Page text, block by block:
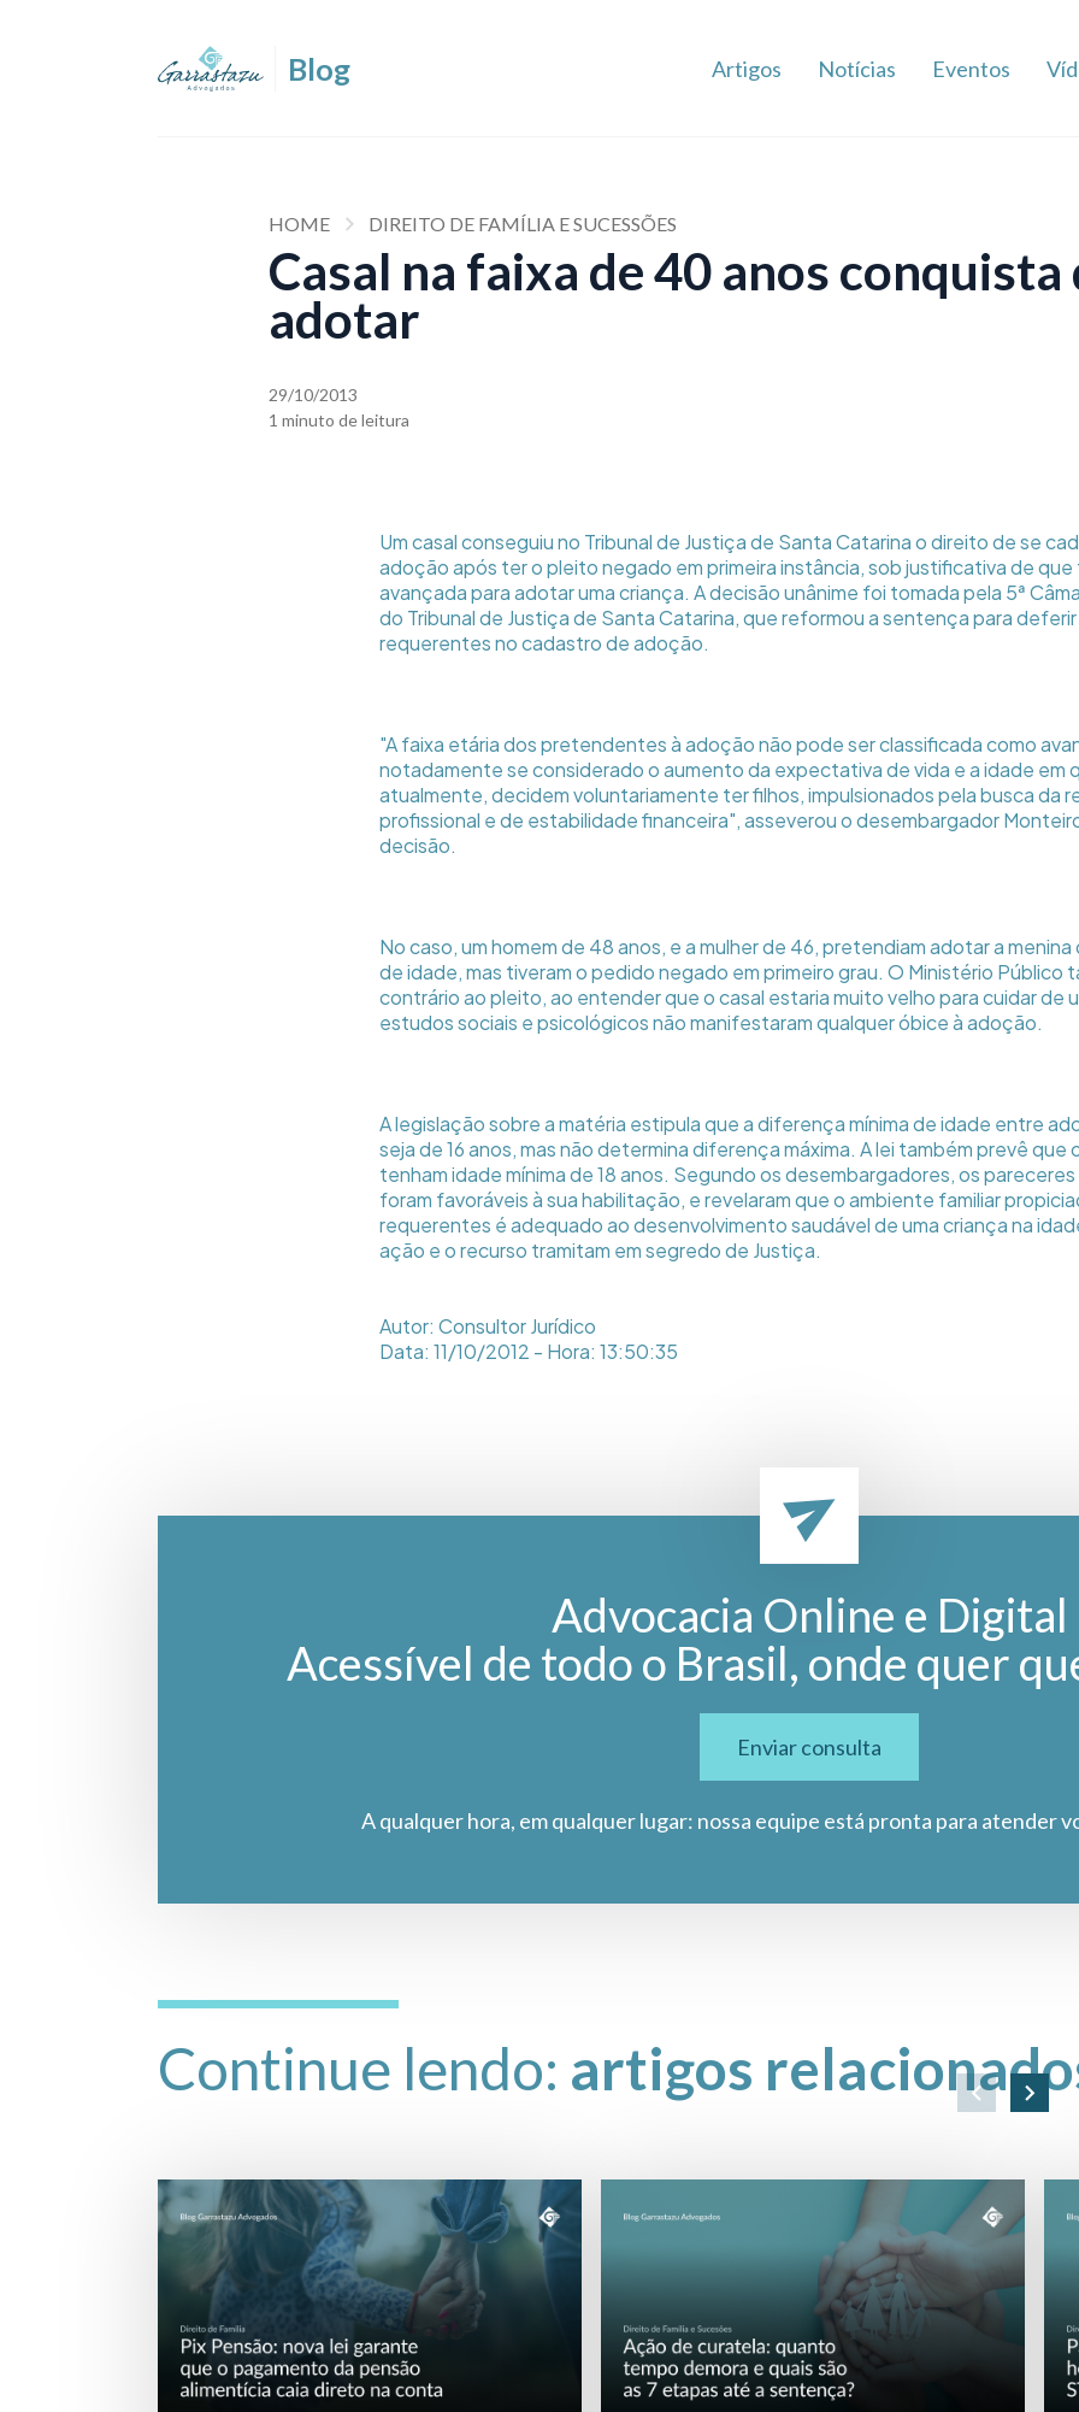
Artigos Notícias Eventos
HOME DIREITO DE FAMÍLIA E SUCESSÕES
Casal na faixa de 40 anos
adotar
29/10/2013
1 minuto de leitura
Um casal conseguiu no Tribunal de Justiça de Santa Catarina o direito de se
adoção após ter o pleito negado em primeira instância, sob justificativa de que
avançada para adotar uma criança. A decisão unânime foi tomada pela 5ª
do Tribunal de Justiça de Santa Catarina, que reformou a sentença para
requerentes no cadastro de adoção.
"A faixa etária dos pretendentes à adoção não pode ser classificada como
notadamente se considerado o aumento da expectativa de vida e a idade em
atualmente, decidem voluntariamente ter filhos, impulsionados pela busca da
profissional e de estabilidade financeira", asseverou o desembargador
decisão.
No caso, um homem de 48 anos, e a mulher de 46, pretendiam adotar a
de idade, mas tiveram o pedido negado em primeiro grau. O Ministério Público
contrário ao pleito, ao entender que o casal estaria muito velho para cuidar de
estudos sociais e psicológicos não manifestaram qualquer óbice à adoção.
A legislação sobre a matéria estipula que a diferença mínima de idade entre
seja de 16 anos, mas não determina diferença máxima. A lei também prevê
tenham idade mínima de 18 anos. Segundo os desembargadores, os
foram favoráveis à sua habilitação, e revelaram que o ambiente familiar
requerentes é adequado ao desenvolvimento saudável de uma criança na
ação e o recurso tramitam em segredo de Justiça.
Autor: Consultor Jurídico
Data: 11/10/2012 - Hora: 13:50:35
Advocacia Online e Digital
Acessível de todo o Brasil, onde quer
Enviar consulta
A qualquer hora, em qualquer lugar: nossa equipe está pronta para atender
Continue lendo: artigos